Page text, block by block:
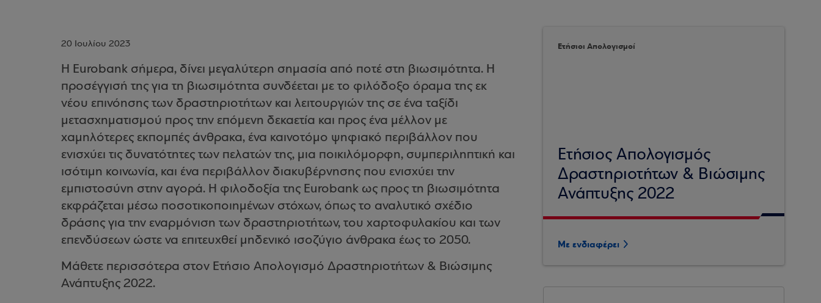
20 Ιουλίου 2023
Η Eurobank σήμερα, δίνει μεγαλύτερη σημασία από ποτέ στη βιωσιμότητα. Η
προσέγγισή της για τη βιωσιμότητα συνδέεται με το φιλόδοξο όραμα της εκ
νέου επινόησης των δραστηριοτήτων και λειτουργιών της σε ένα ταξίδι
μετασχηματισμού προς την επόμενη δεκαετία και προς ένα μέλλον με
χαμηλότερες εκπομπές άνθρακα, ένα καινοτόμο ψηφιακό περιβάλλον που
ενισχύει τις δυνατότητες των πελατών της, μια ποικιλόμορφη, συμπεριληπτική και
ισότιμη κοινωνία, και ένα περιβάλλον διακυβέρνησης που ενισχύει την
εμπιστοσύνη στην αγορά. Η φιλοδοξία της Eurobank ως προς τη βιωσιμότητα
εκφράζεται μέσω ποσοτικοποιημένων στόχων, όπως το αναλυτικό σχέδιο
δράσης για την εναρμόνιση των δραστηριοτήτων, του χαρτοφυλακίου και των
επενδύσεων ώστε να επιτευχθεί μηδενικό ισοζύγιο άνθρακα έως το 2050.
Μάθετε περισσότερα στον Ετήσιο Απολογισμό Δραστηριοτήτων & Βιώσιμης
Ανάπτυξης 2022.
Ετήσιοι Απολογισμοί
Ετήσιος Απολογισμός
Δραστηριοτήτων & Βιώσιμης
Ανάπτυξης 2022
Με ενδιαφέρει